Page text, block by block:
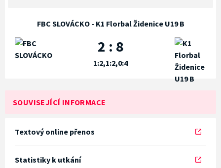
FBC SLOVÁCKO - K1 Florbal Židenice U19 B
2 : 8
1:2,1:2,0:4
SOUVISEJÍCÍ INFORMACE
Textový online přenos
Statistiky k utkání